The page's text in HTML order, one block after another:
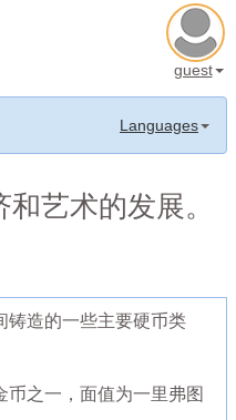
guest
Languages
艺术的发展。
铸造的一些主要硬币类
之一，面值为一里弗图